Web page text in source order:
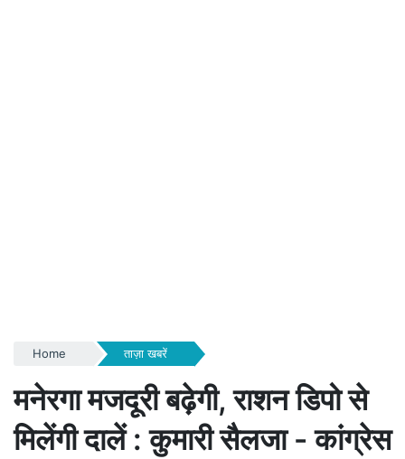
Home ताज़ा खबरें
मनेरगा मजदूरी बढ़ेगी, राशन डिपो से
मिलेंगी दालें : कुमारी सैलजा - कांग्रेस